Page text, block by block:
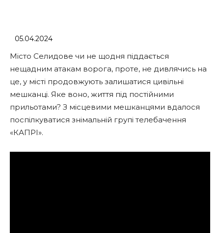
05.04.2024
Місто Селидове чи не щодня піддається
нещадним атакам ворога, проте, не дивлячись на
це, у місті продовжують залишатися цивільні
мешканці. Яке воно, життя під постійними
прильотами? З місцевими мешканцями вдалося
поспілкуватися знімальній групі телебачення
«КАПРІ».